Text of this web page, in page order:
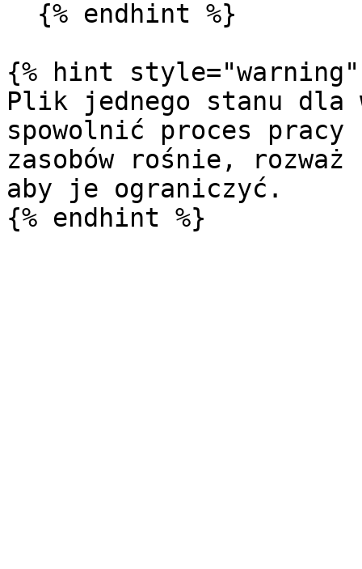
{% hint style="warning"
Plik jednego stanu dla
spowolnić proces
zasobów rośnie,
aby je ograniczyć.